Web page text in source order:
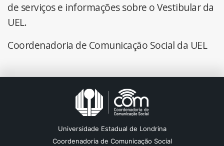
de serviços e informações sobre o Vestibular da
UEL.
Coordenadoria de Comunicação Social da UEL
Universidade Estadual de Londrina
Coordenadoria de Comunicação Social